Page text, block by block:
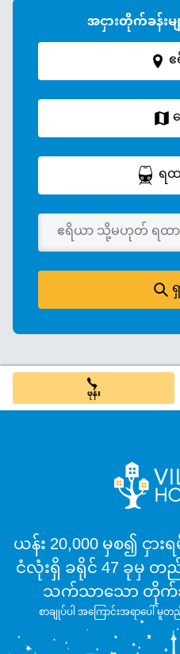
အငှားတိုက်ခန်းမ
ရ
ဖုန်း
ယန်း 20,000 မှစ၍ ငှာ
ငံလုံးရှိ ခရိုင် 47 ခုမှ တည်
သက်သာသော တိုက်ခန်
စာချုပ်ပါ အကြောင်းအရာပေါ်